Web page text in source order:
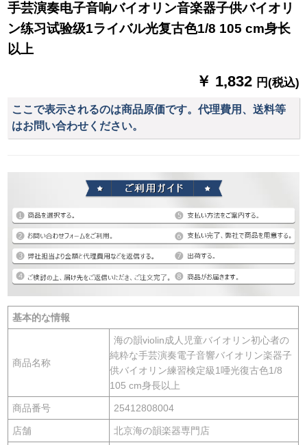
手芸演奏电子音响バイオリン音楽器子供バイオリ
ン练习试验级1ライバル光复古色1/8 105 cm身长
以上
￥ 1,832 円(税込)
ここで表示されるのは商品原価です。代理費用、送料等
はお問い合わせください。
基本的な情報
商品名称
海の韻violin成人児童バイオリン初心者の
純粋な手芸演奏電子音響バイオリン楽器子
供バイオリン練習検定級1唖光復古色1/8
105 cm身長以上
商品番号 25412808004
店舗 北京海の韻楽器専門店